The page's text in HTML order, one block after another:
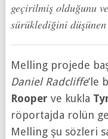
geçirilmiş olduğunu
sürüklediğini
Melling projede
Daniel Radcliffe’le
Rooper ve kukla
röportajda rolün
Melling şu sözleri